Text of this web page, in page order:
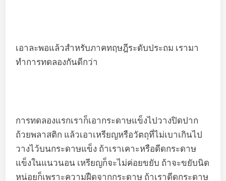
เอาละพอแล้วสำหรับภาคทฤษฎีระดับประถม เรามา
ทำการทดลองกันดีกว่า
การทดลองแรกเราก็เอากระดาษแข็งไปวางปิดปาก
ถ้วยพลาสติก แล้วเอาเหรียญหรือวัตถุที่ไม่เบาเกินไป
วางไว้บนกระดาษแข็ง ถ้าเราเคาะหรือดีดกระดาษ
แข็งในแนวนอน เหรียญก็จะไม่ค่อยขยับ ถ้าจะขยับนิด
หน่อยก็เพราะความฝืดจากกระดาษ ถ้าเราดีดกระดาษ